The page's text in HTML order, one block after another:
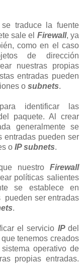
traduce la fuente
sale el Firewall, ya
como en el caso
de dirección
nuestras propias
entradas pueden
o subnets.
identificar las
paquete. Al crear
generalmente se
entradas pueden ser
o IP subnets.
nuestro Firewall
políticas salientes
se establece en
pueden ser entradas
.
el servicio IPdel
tenemos creados
operativo de
propias entradas.